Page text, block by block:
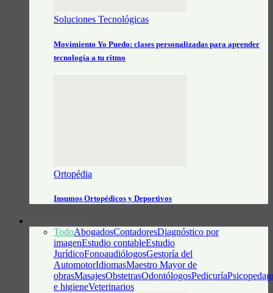
Soluciones Tecnológicas
Movimiento Yo Puedo: clases personalizadas para aprender
tecnología a tu ritmo
Ortopédia
Insumos Ortopédicos y Deportivos
TodoAbogadosContadoresDiagnóstico por
imagenEstudio contableEstudio
JurídicoFonoaudiólogosGestoría del
AutomotorIdiomasMaestro Mayor de
obrasMasajesObstetrasOdontólogosPedicuría
e higieneVeterinarios